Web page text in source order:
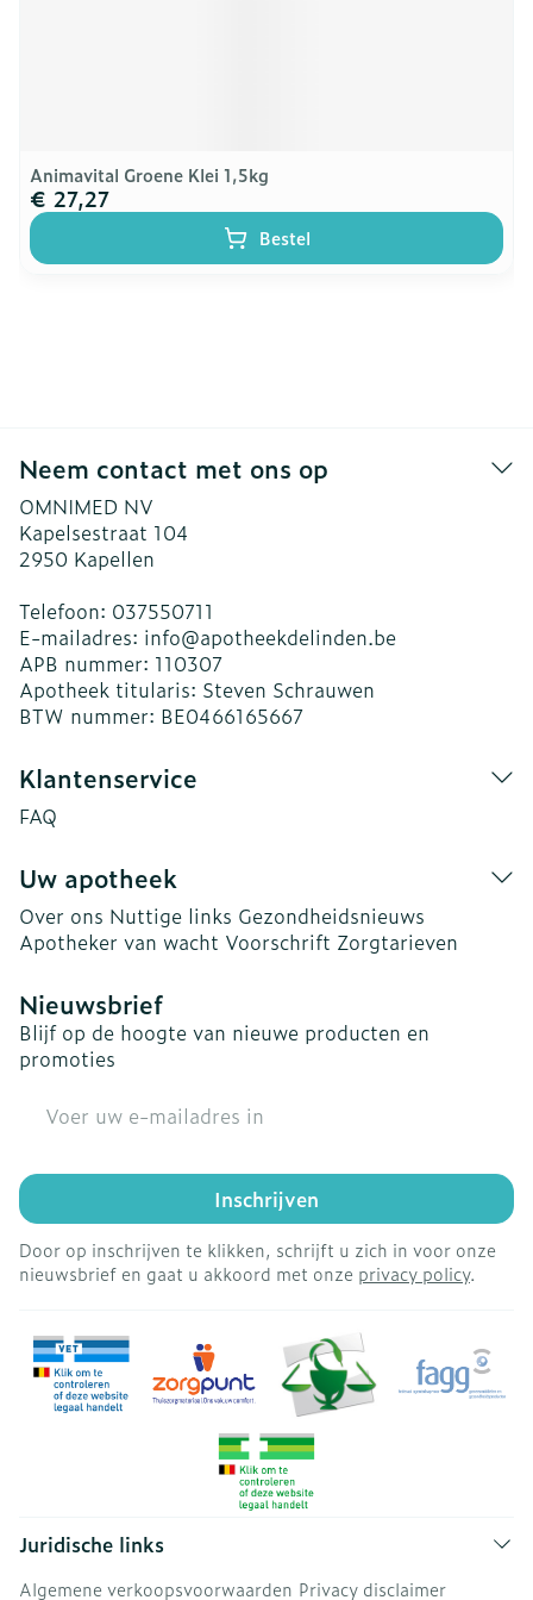
Animavital Groene Klei 1,5kg
€ 27,27
Bestel
Neem contact met ons op
OMNIMED NV
Kapelsestraat 104
2950 Kapellen
Telefoon: 037550711
E-mailadres: info@apotheekdelinden.be
APB nummer: 110307
Apotheek titularis: Steven Schrauwen
BTW nummer: BE0466165667
Klantenservice
FAQ
Uw apotheek
Over ons Nuttige links Gezondheidsnieuws
Apotheker van wacht Voorschrift Zorgtarieven
Nieuwsbrief
Blijf op de hoogte van nieuwe producten en
promoties
Inschrijven
Door op inschrijven te klikken, schrijft u zich in voor onze
nieuwsbrief en gaat u akkoord met onze privacy policy.
Juridische links
Algemene verkoopsvoorwaarden Privacy disclaimer